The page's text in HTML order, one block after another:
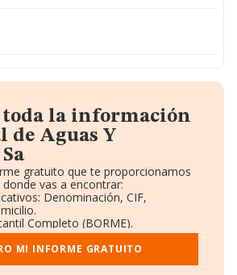
toda la información
de Aguas Y
gratuito que te proporcionamos
vas a encontrar:
Denominación, CIF,
Completo (BORME).
Ventas y Empleados.
y Administradores.
MI INFORME GRATUITO